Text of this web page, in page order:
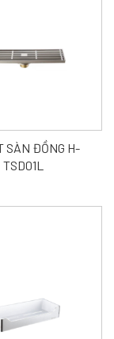
SÀN ĐỒNG H-
TSD01L